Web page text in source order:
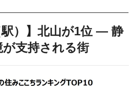
駅）】北山が1位 ― 静
支持される街